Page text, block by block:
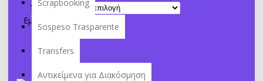
Scrapbooking
Sospeso Trasparente
Transfers
Αντικείμενα για Διακόσμηση
Ταξινόμηση:
Εμφάνιση: